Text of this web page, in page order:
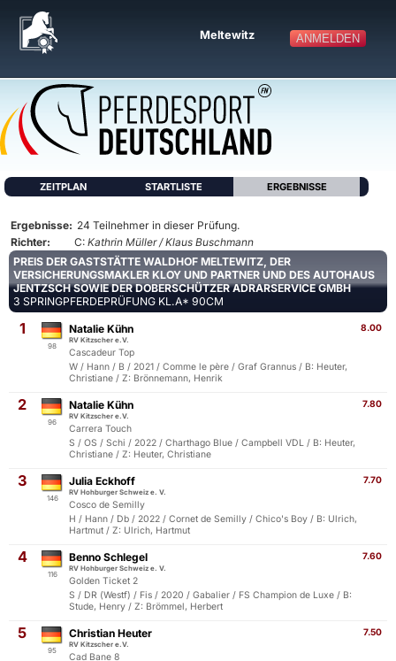
ANMELDEN
Meltewitz
ZEITPLAN STARTLISTE ERGEBNISSE
Ergebnisse: 24 Teilnehmer in dieser Prüfung.
Richter:
C: Kathrin Müller / Klaus Buschmann
PREIS DER GASTSTÄTTE WALDHOF MELTEWITZ, DER
VERSICHERUNGSMAKLER KLOY UND PARTNER UND DES AUTOHAUS
JENTZSCH SOWIE DER DOBERSCHÜTZER ADRARSERVICE GMBH
3 SPRINGPFERDEPRÜFUNG KL.A* 90CM
1
98
8.00
Natalie Kühn
RV Kitzscher e.V.
Cascadeur Top
W / Hann / B / 2021 / Comme le père / Graf Grannus / B: Heuter,
Christiane / Z: Brönnemann, Henrik
2
96
7.80
Natalie Kühn
RV Kitzscher e.V.
Carrera Touch
S / OS / Schi / 2022 / Charthago Blue / Campbell VDL / B: Heuter,
Christiane / Z: Heuter, Christiane
3
146
7.70
Julia Eckhoff
RV Hohburger Schweiz e. V.
Cosco de Semilly
H / Hann / Db / 2022 / Cornet de Semilly / Chico's Boy / B: Ulrich,
Hartmut / Z: Ulrich, Hartmut
4
116
7.60
Benno Schlegel
RV Hohburger Schweiz e. V.
Golden Ticket 2
S / DR (Westf) / Fis / 2020 / Gabalier / FS Champion de Luxe / B:
Stude, Henry / Z: Brömmel, Herbert
5
95
7.50
Christian Heuter
RV Kitzscher e.V.
Cad Bane 8